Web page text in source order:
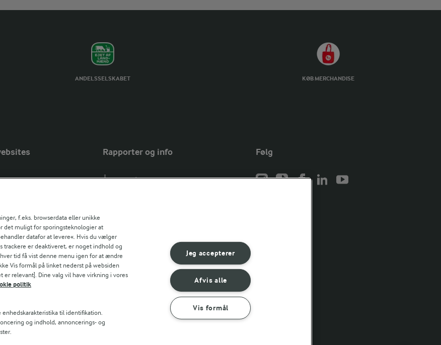
ANDELSSELSKABET KØB MERCHANDISE
Rapporter og info
Årsrapport
Arla Foods
Fødevarestyrelsens smiley-rapporter for
Jörd
Fødevarestyrelsens smiley-rapporter for
Lurpak PB
Følg
f.eks. browserdata eller unikke
det muligt for sporingsteknologier at
datafor at levere«. Hvis du vælger
trackere er deaktiveret, er noget indhold og
tid få vist denne menu igen for at ændre
Vis formål på linket nederst på websiden
relevant]. Dine valg vil have virkning i vores
politik
til identifikation.
og indhold, annoncerings- og
Jeg accepterer
Afvis alle
Vis formål